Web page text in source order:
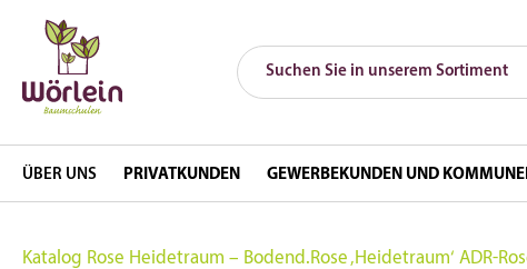
ÜBER UNS PRIVATKUNDEN GEWERBEKUNDEN UND
Katalog Rose Heidetraum – Bodend.Rose ‚Heidetraum‘ ADR-